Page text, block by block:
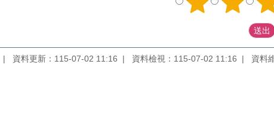
資料更新：115-07-02 11:16 資料檢視：115-07-02 11:16 資料